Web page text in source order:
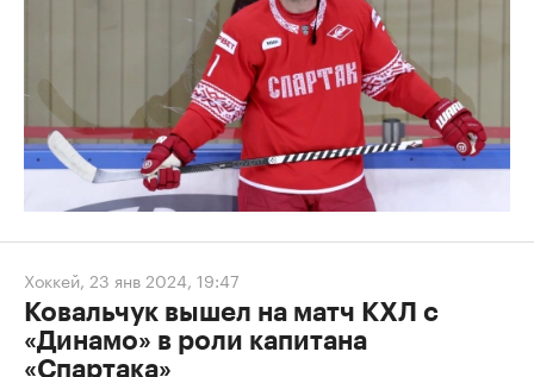
Хоккей, 23 янв 2024, 19:47
Ковальчук вышел на матч КХЛ с
«Динамо» в роли капитана
«Спартака»